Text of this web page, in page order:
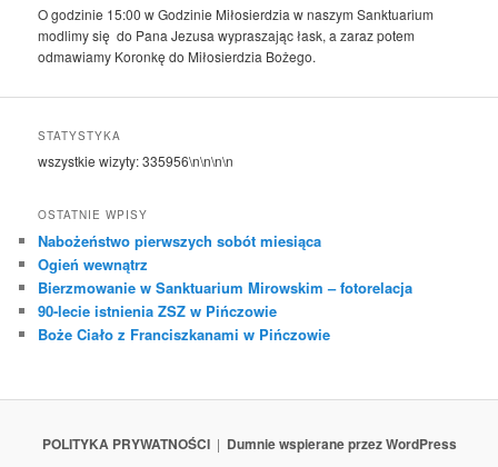
O godzinie 15:00 w Godzinie Miłosierdzia w naszym Sanktuarium
modlimy się do Pana Jezusa wypraszając łask, a zaraz potem
odmawiamy Koronkę do Miłosierdzia Bożego.
STATYSTYKA
wszystkie wizyty:335956\n\n\n\n
OSTATNIE WPISY
Nabożeństwo pierwszych sobót miesiąca
Ogień wewnątrz
Bierzmowanie w Sanktuarium Mirowskim – fotorelacja
90-lecie istnienia ZSZ w Pińczowie
Boże Ciało z Franciszkanami w Pińczowie
POLITYKA PRYWATNOŚCI Dumnie wspierane przez WordPress